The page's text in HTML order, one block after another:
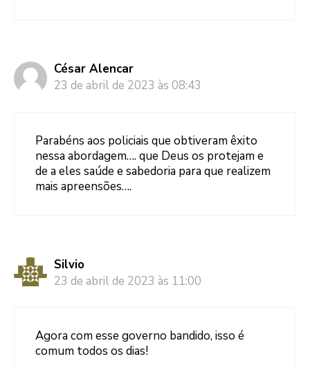
César Alencar
23 de abril de 2023 às 08:43
Parabéns aos policiais que obtiveram êxito
nessa abordagem…. que Deus os protejam e
de a eles saúde e sabedoria para que realizem
mais apreensões….
Silvio
23 de abril de 2023 às 11:00
Agora com esse governo bandido, isso é
comum todos os dias!